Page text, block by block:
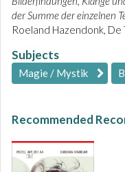
der Summe der einzelnen
Roeland Hazendonk, De
Subjects
Magie / Mystik
Recommended